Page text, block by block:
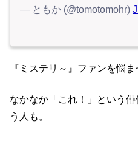
— ともか (@tomotomohr)
『ミステリ～』ファンを悩
なかなか「これ！」という
う人も。